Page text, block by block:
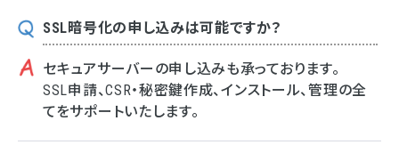
SSL暗号化の申し込みは可能ですか？
セキュアサーバーの申し込みも承っております。
SSL申請、CSR・秘密鍵作成、インストール、管理の全
てをサポートいたします。